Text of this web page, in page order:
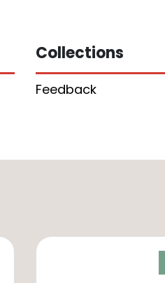
Collections
Feedback